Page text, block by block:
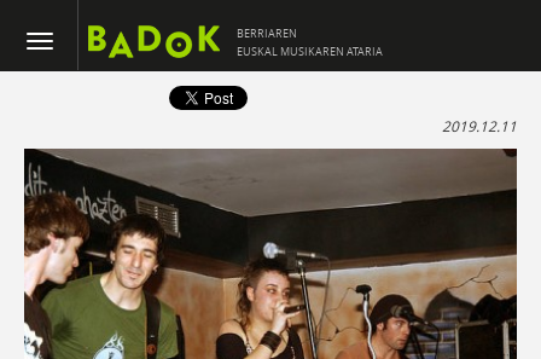
BERRIAREN
EUSKAL MUSIKAREN ATARIA
2019.12.11